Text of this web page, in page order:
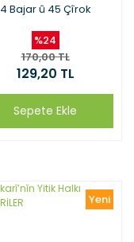
4 Bajar û 45 Çîrok
%24
170,00 TL
129,20 TL
Sepete Ekle
Yeni